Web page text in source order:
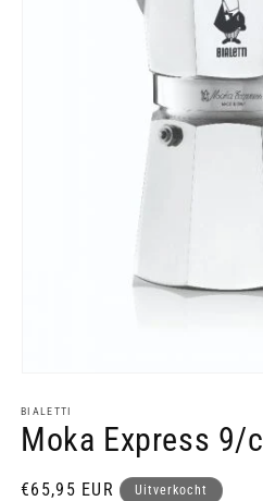
openen
in
modaal
BIALETTI
Moka Express 9/c
Normale
€65,95 EUR Uitverkocht